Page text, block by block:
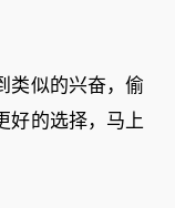
类似的兴奋，偷
好的选择，马上